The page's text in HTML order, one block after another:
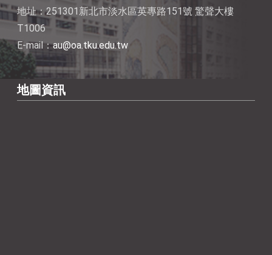
地址：251301新北市淡水區英專路151號 驚聲大樓
T1006
E-mail：au@oa.tku.edu.tw
地圖資訊